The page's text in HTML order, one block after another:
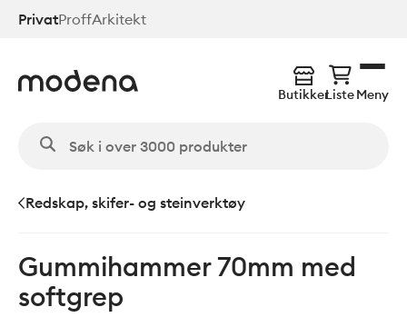
Hopp
PrivatProffArkitekt
ButikkerListeMeny
Redskap, skifer- og steinverktøy
Gummihammer 70mm med
softgrep